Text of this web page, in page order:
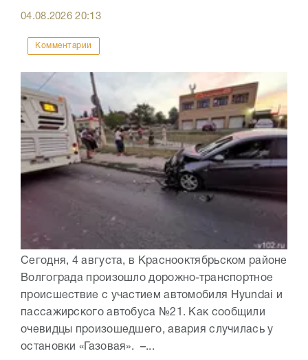
04.08.202620:13
Комментарии
Сегодня, 4 августа, в Краснооктябрьском районе
Волгограда произошло дорожно-транспортное
происшествие с участием автомобиля Hyundai и
пассажирского автобуса №21. Как сообщили
очевидцы произошедшего, авария случилась у
остановки «Газовая». –...